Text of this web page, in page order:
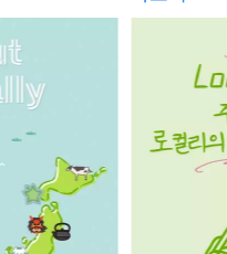
는 아라쿠라야마 센겐공원
5층 탑인 주레이토가 어
감상할 수 있습니다. 여름
스티벌의 주요 행사장인 오
며, 가을에는 가와구치호
단풍이 만들어내는 절경
겨울에는 후지산의 웅장한
보드를 즐길 수 있는 후지
산의 웅
, 사이클링, 캠핑 등의 액티
하고 있습니다. 저희는